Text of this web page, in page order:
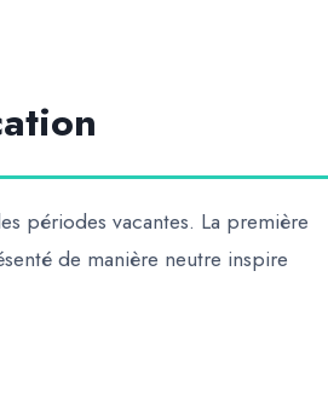
périodes vacantes. La première
de manière neutre inspire